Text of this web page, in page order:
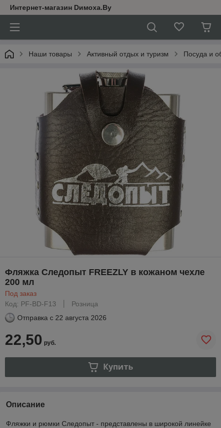
Интернет-магазин Dимoхa.By
Наши товары Активный отдых и туризм Посуда и
Фляжка Следопыт FREEZLY в кожаном чехле
200 мл
Под заказ
Код: PF-BD-F13
Розница
Отправка с 22 августа 2026
22,50 руб.
Купить
Описание
Фляжки и рюмки Следопыт - представлены в широкой линейке